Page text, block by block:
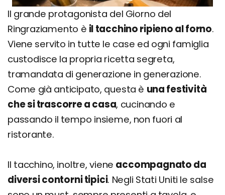
Il grande protagonista del Giorno del
Ringraziamento è il tacchino ripieno al forno.
Viene servito in tutte le case ed ogni famiglia
custodisce la propria ricetta segreta,
tramandata di generazione in generazione.
Come già anticipato, questa è una festività
che si trascorre a casa, cucinando e
passando il tempo insieme, non fuori al
ristorante.
Il tacchino, inoltre, viene accompagnato da
diversi contorni tipici. Negli Stati Uniti le salse